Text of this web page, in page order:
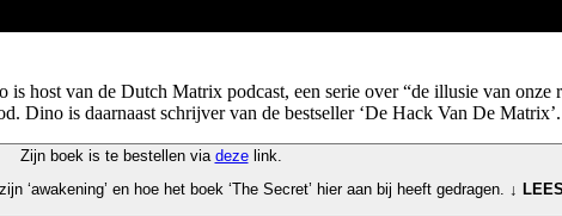
host van de Dutch Matrix podcast, een serie over “de illusie van
Dino is daarnaast schrijver van de bestseller ‘De Hack Van De
Zijn boek is te bestellen via dezelink.
‘awakening’ en hoe het boek ‘The Secret’ hier aan bij heeft gedragen.
↓